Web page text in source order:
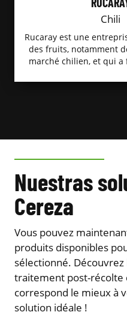
Chili
Rucaray est une
des fruits, notamment
marché chilien, et qui a
Nuestras
Cereza
Vous pouvez
produits disponibles
sélectionné.
traitement post-récolte
correspond le mieux à
solution idéale !